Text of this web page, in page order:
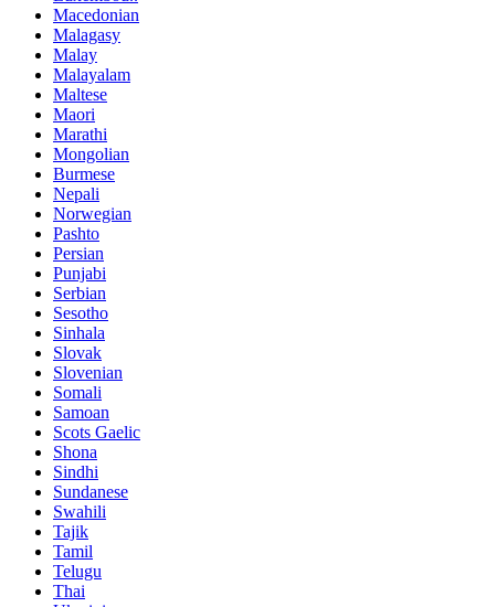
Macedonian
Malagasy
Malay
Malayalam
Maltese
Maori
Marathi
Mongolian
Burmese
Nepali
Norwegian
Pashto
Persian
Punjabi
Serbian
Sesotho
Sinhala
Slovak
Slovenian
Somali
Samoan
Scots Gaelic
Shona
Sindhi
Sundanese
Swahili
Tajik
Tamil
Telugu
Thai